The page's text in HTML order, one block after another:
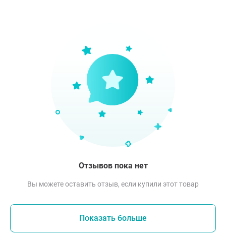
Отзывов пока нет
Вы можете оставить отзыв, если купили этот товар
Показать больше